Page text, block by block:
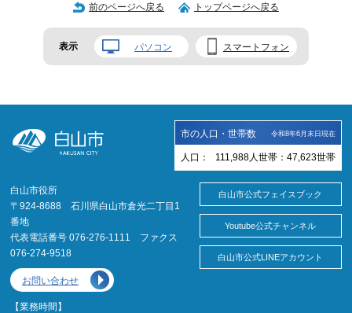
前のページへ戻る トップページへ戻る
表示 パソコン スマートフォン
市の人口・世帯数 令和8年6月末日現在
人口： 111,988 人 世帯： 47,623世帯
白山市役所
〒924-8688 石川県白山市倉光二丁目1
番地
代表電話番号 076-276-1111 ファクス
076-274-9518
お問い合わせ
【業務時間】
白山市公式フェイスブック
Youtube公式チャンネル
白山市公式LINEアカウント